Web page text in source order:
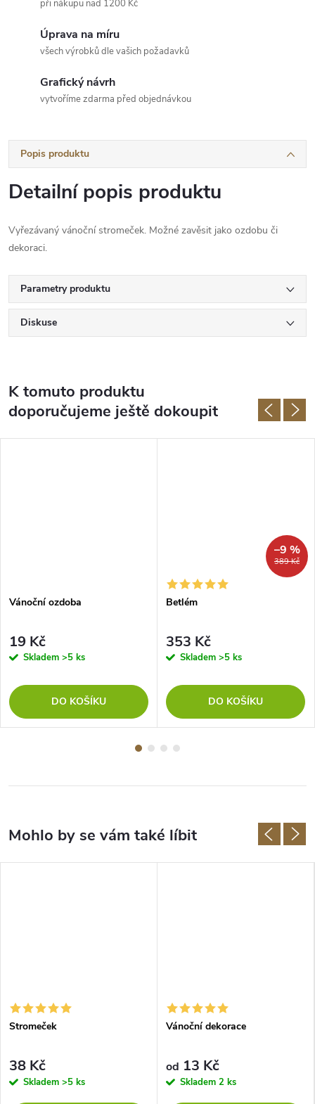
při nákupu nad 1200 Kč
Úprava na míru
všech výrobků dle vašich požadavků
Grafický návrh
vytvoříme zdarma před objednávkou
Popis produktu
Detailní popis produktu
Vyřezávaný vánoční stromeček. Možné zavěsit jako ozdobu či
dekoraci.
Parametry produktu
Diskuse
K tomuto produktu
doporučujeme ještě dokoupit
Vánoční ozdoba
19 Kč
Skladem >5 ks
DO KOŠÍKU
389 Kč
–9 %
Betlém
353 Kč
Skladem >5 ks
DO KOŠÍKU
Stromeček
38 Kč
Skladem >5 ks
Vánoční dekorace
od 13 Kč
Skladem 2 ks